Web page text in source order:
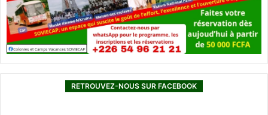
RETROUVEZ-NOUS SUR FACEBOOK